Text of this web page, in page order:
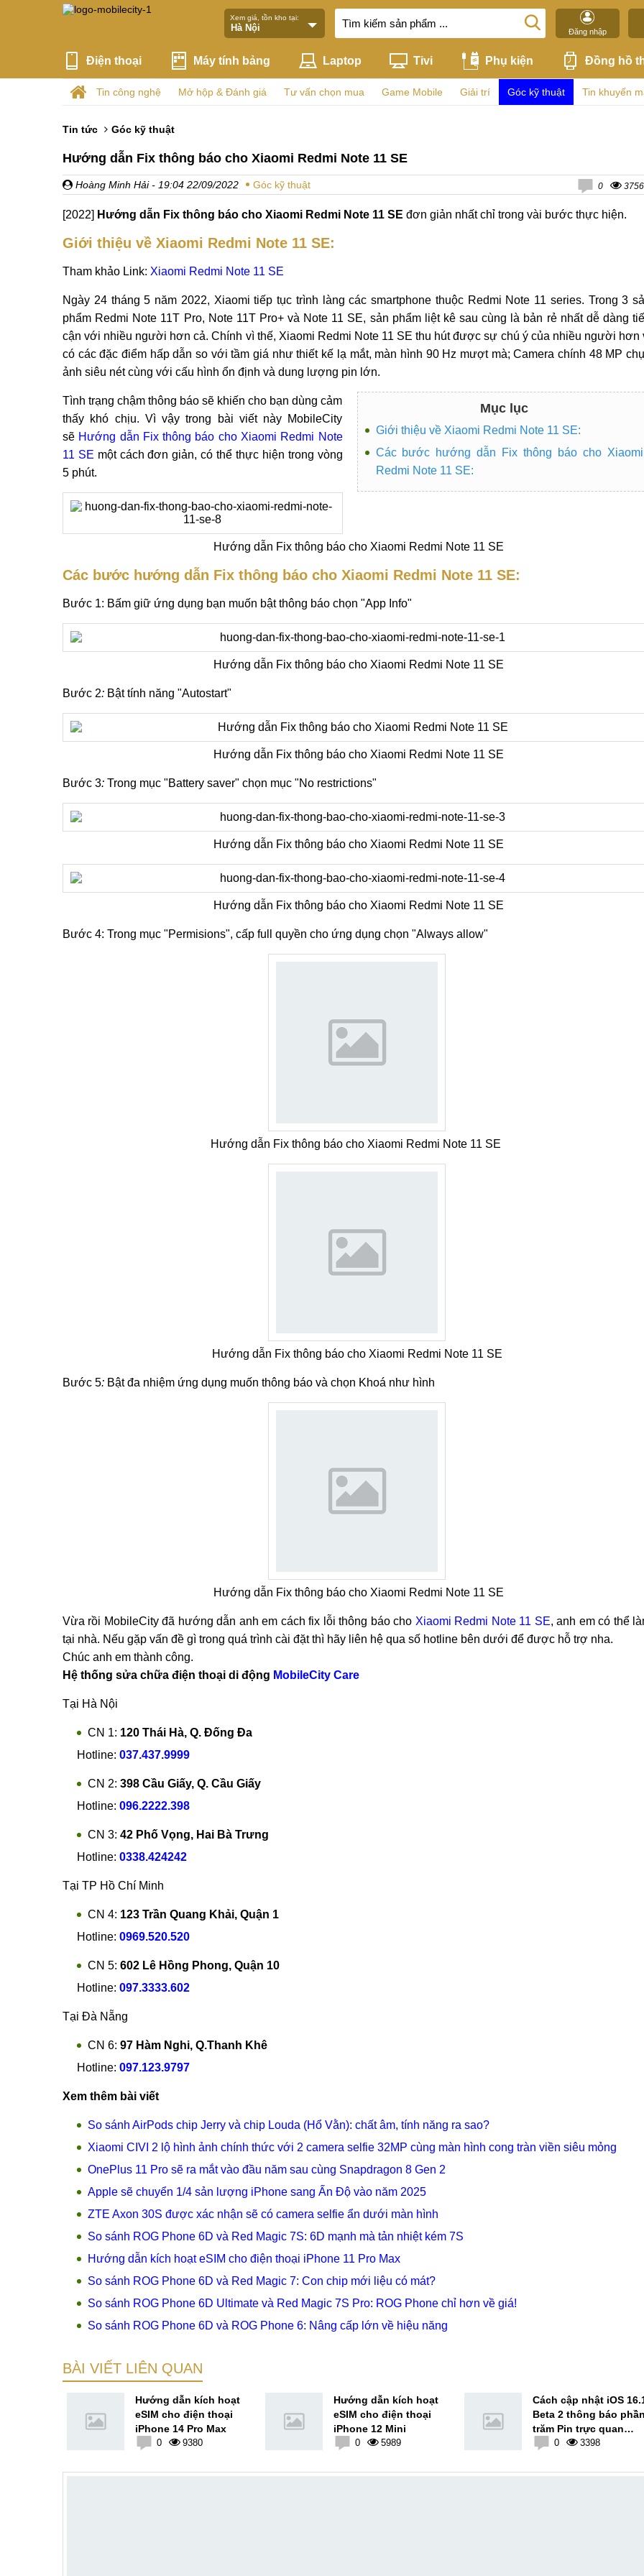
Xem giá, tồn kho tại:
Đăng nhập
Điện thoại Máy tính bảng Laptop Tivi Phụ kiện Đồng hồ
Tin công nghệ Mở hộp & Đánh giá Tư vấn chọn mua Game Mobile Giải trí Góc kỹ thuật Tin khuyến
Tin tức Góc kỹ thuật
Hướng dẫn Fix thông báo cho Xiaomi Redmi Note 11 SE
Hoàng Minh Hải - 19:04 22/09/2022 Góc kỹ thuật 0 3756
[2022] Hướng dẫn Fix thông báo cho Xiaomi Redmi Note 11 SE đơn giản nhất chỉ trong vài bước thực hiện.
Giới thiệu về Xiaomi Redmi Note 11 SE:
Tham khảo Link: Xiaomi Redmi Note 11 SE
Ngày 24 tháng 5 năm 2022, Xiaomi tiếp tục trình làng các smartphone thuộc Redmi Note 11 series. Trong 3
phẩm Redmi Note 11T Pro, Note 11T Pro+ và Note 11 SE, sản phẩm liệt kê sau cùng là bản rẻ nhất dễ dàng
cận với nhiều người hơn cả. Chính vì thế, Xiaomi Redmi Note 11 SE thu hút được sự chú ý của nhiều người hơn
có các đặc điểm hấp dẫn so với tầm giá như thiết kế lạ mắt, màn hình 90 Hz mượt mà; Camera chính 48 MP
ảnh siêu nét cùng với cấu hình ổn định và dung lượng pin lớn.
Mục lục
Giới thiệu về Xiaomi Redmi Note 11 SE:
Các bước hướng dẫn Fix thông báo cho Xiaomi
Redmi Note 11 SE:
Tình trạng chậm thông báo sẽ khiến cho bạn dùng cảm
thấy khó chịu. Vì vậy trong bài viết này MobileCity
sẽ Hướng dẫn Fix thông báo cho Xiaomi Redmi Note
11 SE một cách đơn giản, có thể thực hiện trong vòng
5 phút.
Hướng dẫn Fix thông báo cho Xiaomi Redmi Note 11 SE
Các bước hướng dẫn Fix thông báo cho Xiaomi Redmi Note 11 SE:
Bước 1: Bấm giữ ứng dụng bạn muốn bật thông báo chọn "App Info"
Hướng dẫn Fix thông báo cho Xiaomi Redmi Note 11 SE
Bước 2: Bật tính năng "Autostart"
Hướng dẫn Fix thông báo cho Xiaomi Redmi Note 11 SE
Bước 3: Trong mục "Battery saver" chọn mục "No restrictions"
Hướng dẫn Fix thông báo cho Xiaomi Redmi Note 11 SE
Hướng dẫn Fix thông báo cho Xiaomi Redmi Note 11 SE
Bước 4: Trong mục "Permisions", cấp full quyền cho ứng dụng chọn "Always allow"
Hướng dẫn Fix thông báo cho Xiaomi Redmi Note 11 SE
Hướng dẫn Fix thông báo cho Xiaomi Redmi Note 11 SE
Bước 5: Bật đa nhiệm ứng dụng muốn thông báo và chọn Khoá như hình
Hướng dẫn Fix thông báo cho Xiaomi Redmi Note 11 SE
Vừa rồi MobileCity đã hướng dẫn anh em cách fix lỗi thông báo cho Xiaomi Redmi Note 11 SE, anh em có thể
tại nhà. Nếu gặp vấn đề gì trong quá trình cài đặt thì hãy liên hệ qua số hotline bên dưới để được hỗ trợ nha.
Chúc anh em thành công.
Hệ thống sửa chữa điện thoại di động MobileCity Care
Tại Hà Nội
CN 1: 120 Thái Hà, Q. Đống Đa
Hotline: 037.437.9999
CN 2: 398 Cầu Giấy, Q. Cầu Giấy
Hotline: 096.2222.398
CN 3: 42 Phố Vọng, Hai Bà Trưng
Hotline: 0338.424242
Tại TP Hồ Chí Minh
CN 4: 123 Trần Quang Khải, Quận 1
Hotline: 0969.520.520
CN 5: 602 Lê Hồng Phong, Quận 10
Hotline: 097.3333.602
Tại Đà Nẵng
CN 6: 97 Hàm Nghi, Q.Thanh Khê
Hotline: 097.123.9797
Xem thêm bài viết
So sánh AirPods chip Jerry và chip Louda (Hổ Vằn): chất âm, tính năng ra sao?
Xiaomi CIVI 2 lộ hình ảnh chính thức với 2 camera selfie 32MP cùng màn hình cong tràn viền siêu mỏng
OnePlus 11 Pro sẽ ra mắt vào đầu năm sau cùng Snapdragon 8 Gen 2
Apple sẽ chuyển 1/4 sản lượng iPhone sang Ấn Độ vào năm 2025
ZTE Axon 30S được xác nhận sẽ có camera selfie ẩn dưới màn hình
So sánh ROG Phone 6D và Red Magic 7S: 6D mạnh mà tản nhiệt kém 7S
Hướng dẫn kích hoạt eSIM cho điện thoại iPhone 11 Pro Max
So sánh ROG Phone 6D và Red Magic 7: Con chip mới liệu có mát?
So sánh ROG Phone 6D Ultimate và Red Magic 7S Pro: ROG Phone chỉ hơn về giá!
So sánh ROG Phone 6D và ROG Phone 6: Nâng cấp lớn về hiệu năng
BÀI VIẾT LIÊN QUAN
Hướng dẫn kích hoạt
eSIM cho điện thoại
iPhone 14 Pro Max
0 9380
Hướng dẫn kích hoạt
eSIM cho điện thoại
iPhone 12 Mini
0 5989
Cách cập nhật iOS
Beta 2 thông báo phần
trăm Pin trực quan
cùng nhiều tính năng
0 3398